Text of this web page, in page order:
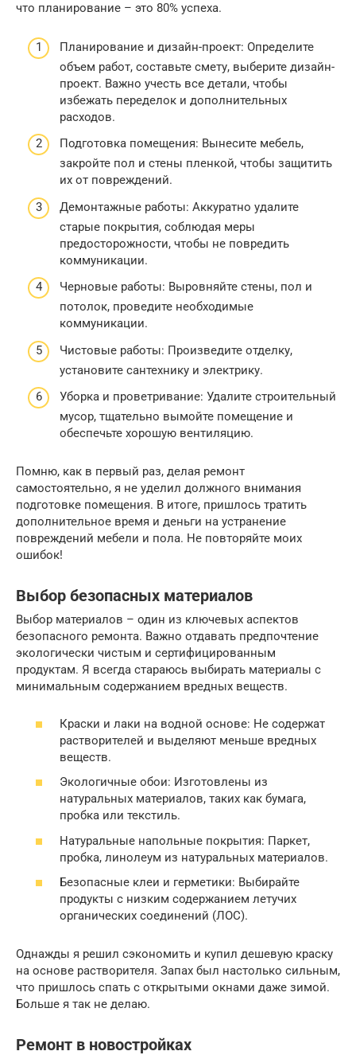
что планирование – это 80% успеха.
Планирование и дизайн-проект: Определите
объем работ, составьте смету, выберите дизайн-
проект. Важно учесть все детали, чтобы
избежать переделок и дополнительных
расходов.
Подготовка помещения: Вынесите мебель,
закройте пол и стены пленкой, чтобы защитить
их от повреждений.
Демонтажные работы: Аккуратно удалите
старые покрытия, соблюдая меры
предосторожности, чтобы не повредить
коммуникации.
Черновые работы: Выровняйте стены, пол и
потолок, проведите необходимые
коммуникации.
Чистовые работы: Произведите отделку,
установите сантехнику и электрику.
Уборка и проветривание: Удалите строительный
мусор, тщательно вымойте помещение и
обеспечьте хорошую вентиляцию.
Помню, как в первый раз, делая ремонт
самостоятельно, я не уделил должного внимания
подготовке помещения. В итоге, пришлось тратить
дополнительное время и деньги на устранение
повреждений мебели и пола. Не повторяйте моих
ошибок!
Выбор безопасных материалов
Выбор материалов – один из ключевых аспектов
безопасного ремонта. Важно отдавать предпочтение
экологически чистым и сертифицированным
продуктам. Я всегда стараюсь выбирать материалы с
минимальным содержанием вредных веществ.
Краски и лаки на водной основе: Не содержат
растворителей и выделяют меньше вредных
веществ.
Экологичные обои: Изготовлены из
натуральных материалов, таких как бумага,
пробка или текстиль.
Натуральные напольные покрытия: Паркет,
пробка, линолеум из натуральных материалов.
Безопасные клеи и герметики: Выбирайте
продукты с низким содержанием летучих
органических соединений (ЛОС).
Однажды я решил сэкономить и купил дешевую краску
на основе растворителя. Запах был настолько сильным,
что пришлось спать с открытыми окнами даже зимой.
Больше я так не делаю.
Ремонт в новостройках